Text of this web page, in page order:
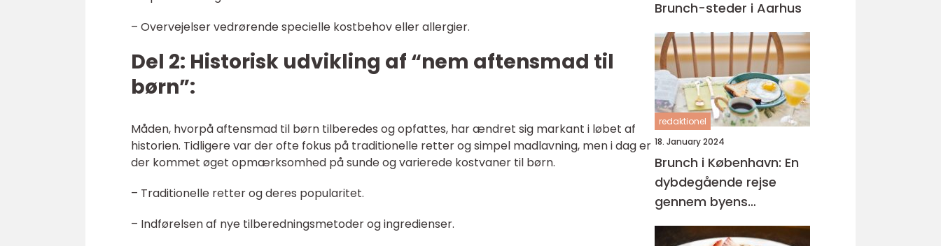
– Overvejelser vedrørende specielle kostbehov eller allergier.
Del 2: Historisk udvikling af “nem aftensmad til
børn”:
Måden, hvorpå aftensmad til børn tilberedes og opfattes, har ændret sig markant i løbet af
historien. Tidligere var der ofte fokus på traditionelle retter og simpel madlavning, men i dag er
der kommet øget opmærksomhed på sunde og varierede kostvaner til børn.
– Traditionelle retter og deres popularitet.
– Indførelsen af nye tilberedningsmetoder og ingredienser.
Brunch-steder i Aarhus
redaktionel
18. January 2024
Brunch i København: En
dybdegående rejse
gennem byens
brunchkultur